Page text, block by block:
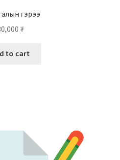
гэрээ
₮
to cart